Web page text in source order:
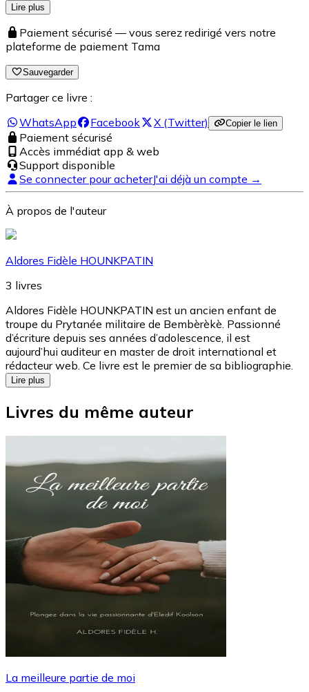
Lire plus
Paiement sécurisé — vous serez redirigé vers notre
plateforme de paiement Tama
Sauvegarder
Partager ce livre :
WhatsApp
Facebook X (Twitter) Copier le lien
Paiement sécurisé
Accès immédiat app & web
Support disponible
Se connecter pour acheterJ'ai déjà un compte →
À propos de l'auteur
Aldores Fidèle HOUNKPATIN
3 livres
Aldores Fidèle HOUNKPATIN est un ancien enfant de
troupe du Prytanée militaire de Bembèrèkè. Passionné
d’écriture depuis ses années d’adolescence, il est
aujourd’hui auditeur en master de droit international et
rédacteur web. Ce livre est le premier de sa bibliographie.
Lire plus
Livres du même auteur
La meilleure partie de moi